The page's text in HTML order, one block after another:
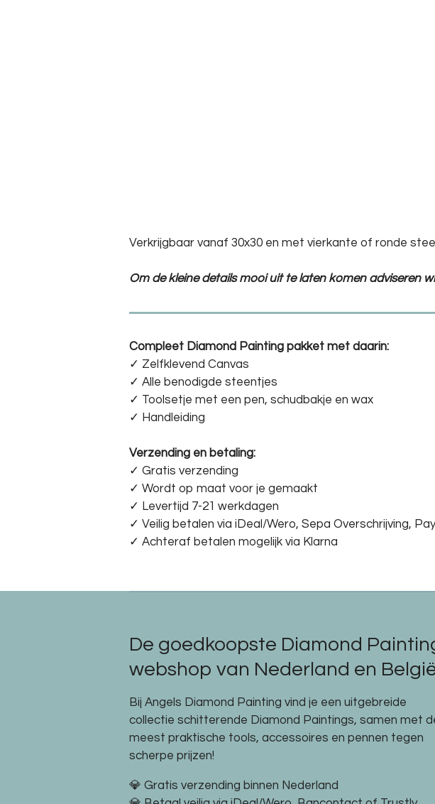
Verkrijgbaar vanaf 30x30 en met vierkante of ronde
Om de kleine details mooi uit te laten komen adviseren
Compleet Diamond Painting pakket met daarin:
✓ Zelfklevend Canvas
✓ Alle benodigde steentjes
✓ Toolsetje met een pen, schudbakje en wax
✓ Handleiding
Verzending en betaling:
✓ Gratis verzending
✓ Wordt op maat voor je gemaakt
✓ Levertijd 7-21 werkdagen
✓ Veilig betalen via iDeal/Wero, Sepa Overschrijving,
✓ Achteraf betalen mogelijk via Klarna
De goedkoopste Diamond
webshop van Nederland en
Bij Angels Diamond Painting vind je een uitgebreide
collectie schitterende Diamond Paintings, samen met
meest praktische tools, accessoires en pennen tegen
scherpe prijzen!
💎 Gratis verzending binnen Nederland